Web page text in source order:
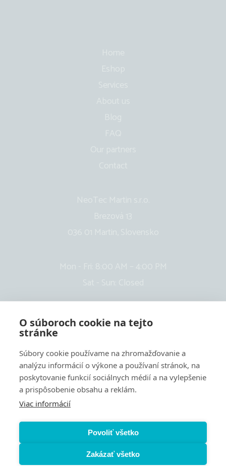
O súboroch cookie na tejto
stránke
Súbory cookie používame na zhromažďovanie a
analýzu informácií o výkone a používaní stránok, na
poskytovanie funkcií sociálnych médií a na vylepšenie
a prispôsobenie obsahu a reklám.
Viac informácií
Povoliť všetko
Zakázať všetko
Cookies settings
Používanie súborov cookie
Súhlas so spracovaním osobných údajov